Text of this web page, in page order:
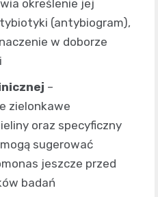
określenie jej
(antybiogram),
w doborze
–
zielonkawe
oraz specyficzny
sugerować
jeszcze przed
badań